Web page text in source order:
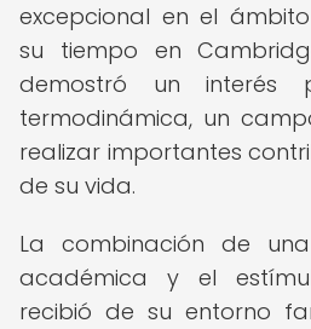
excepcional en el
su tiempo en
demostró un interés
termodinámica, un
realizar importantes
de su vida.
La combinación de
académica y el
recibió de su entorno